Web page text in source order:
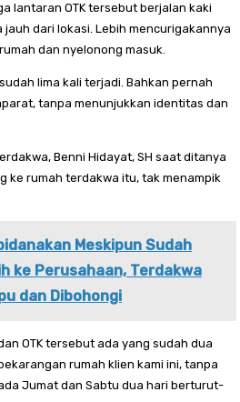
lantaran OTK tersebut berjalan kaki
dari lokasi. Lebih mencurigakannya
dan nyelonong masuk.
lima kali terjadi. Bahkan pernah
tanpa menunjukkan identitas dan
Benni Hidayat, SH saat ditanya
ke rumah terdakwa itu, tak menampik
Meskipun Sudah
ke Perusahaan, Terdakwa
dan Dibohongi
OTK tersebut ada yang sudah dua
rumah klien kami ini, tanpa
Jumat dan Sabtu dua hari berturut-